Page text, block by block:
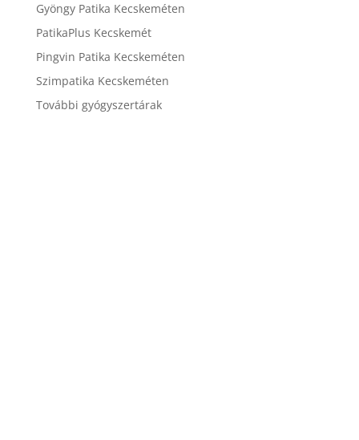
Gyöngy Patika Kecskeméten
PatikaPlus Kecskemét
Pingvin Patika Kecskeméten
Szimpatika Kecskeméten
További gyógyszertárak